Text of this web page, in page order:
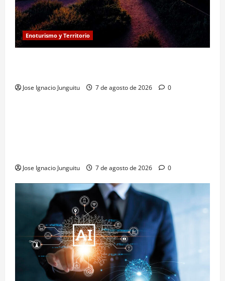
Enoturismo y Territorio
Jose Ignacio Junguitu 7 de agosto de 2026 0
¿HABLAMOS DE VINO? NOTICIAS VINO
Jose Ignacio Junguitu 7 de agosto de 2026 0